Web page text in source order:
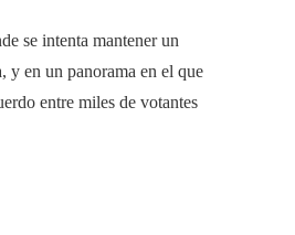
se intenta mantener un
y en un panorama en el que
entre miles de votantes